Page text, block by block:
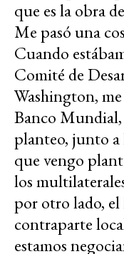
que es la obra
Me pasó una
Cuando
Comité de
Washington,
Banco
planteo, junto
que vengo
los
por otro lado,
contraparte
estamos